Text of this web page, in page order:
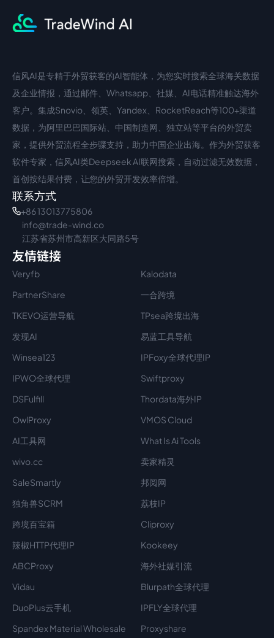
中文入口
信风AI是专精于外贸获客的AI智能体，为您实时搜索全球海关数据
及企业情报，通过邮件、Whatsapp、社媒、AI电话精准触达海外
客户。集成Snovio、领英、Yandex、RocketReach等100+渠道
数据，为阿里巴巴国际站、中国制造网、独立站等平台的外贸卖
家，提供外贸流程全步骤支持，助力中国企业出海。作为外贸获客
软件专家，信风AI类Deepseek AI联网搜索，自动过滤无效数据，
首创按结果付费，让您的外贸开发效率倍增。
联系方式
+86 13013775806
info@trade-wind.co
江苏省苏州市高新区大同路5号
友情链接
Veryfb
Kalodata
PartnerShare
一合跨境
TKEVO运营导航
TPsea跨境出海
发现AI
易蓝工具导航
Winsea123
IPFoxy全球代理IP
IPWO全球代理
Swiftproxy
DSFulfill
Thordata海外IP
OwlProxy
VMOS Cloud
AI工具网
What Is Ai Tools
wivo.cc
卖家精灵
SaleSmartly
邦阅网
独角兽SCRM
荔枝IP
跨境百宝箱
Cliproxy
辣椒HTTP代理IP
Kookeey
ABCProxy
海外社媒引流
Vidau
Blurpath全球代理
DuoPlus云手机
IPFLY全球代理
Spandex Material Wholesale​
Proxyshare